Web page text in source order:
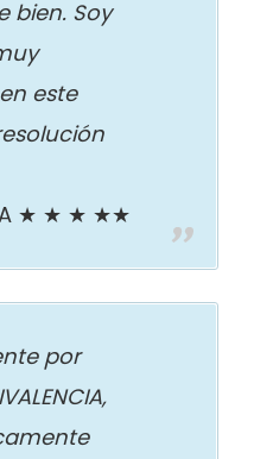
bien. Soy
este
★ ★ ★ ★★
por